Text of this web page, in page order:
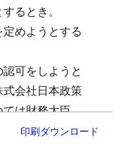
るとき。
めようとする
認可をしようと
会社日本政策
は財務大臣
の協定に係るも
印刷ダウンロード